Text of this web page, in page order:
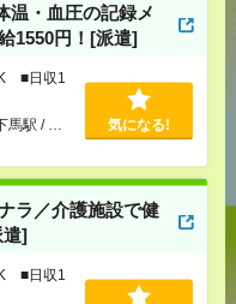
・血圧の記録メ
1550円！[派遣]
■日収1
馬駅 / … 気になる!
ラ／介護施設で健
遣]
■日収1
ブックマーク
の記録メイン＊看